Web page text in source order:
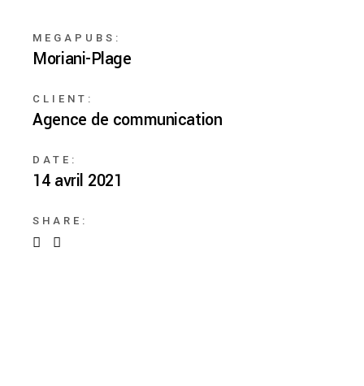
MEGAPUBS:
Moriani-Plage
CLIENT:
Agence de communication
DATE:
14 avril 2021
SHARE: